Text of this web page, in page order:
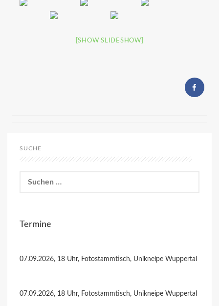
[SHOW SLIDESHOW]
SUCHE
nach:
Termine
07.09.2026, 18 Uhr, Fotostammtisch, Unikneipe Wuppertal
07.09.2026, 18 Uhr, Fotostammtisch, Unikneipe Wuppertal